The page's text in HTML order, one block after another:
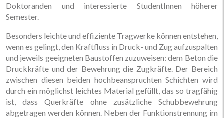
Doktoranden und interessierte StudentInnen höherer
Semester.
Besonders leichte und effiziente Tragwerke können entstehen,
wenn es gelingt, den Kraftfluss in Druck- und Zug aufzuspalten
und jeweils geeigneten Baustoffen zuzuweisen: dem Beton die
Druckkräfte und der Bewehrung die Zugkräfte. Der Bereich
zwischen diesen beiden hochbeanspruchten Schichten wird
durch ein möglichst leichtes Material gefüllt, das so tragfähig
ist, dass Querkräfte ohne zusätzliche Schubbewehrung
abgetragen werden können. Neben der Funktionstrennung im